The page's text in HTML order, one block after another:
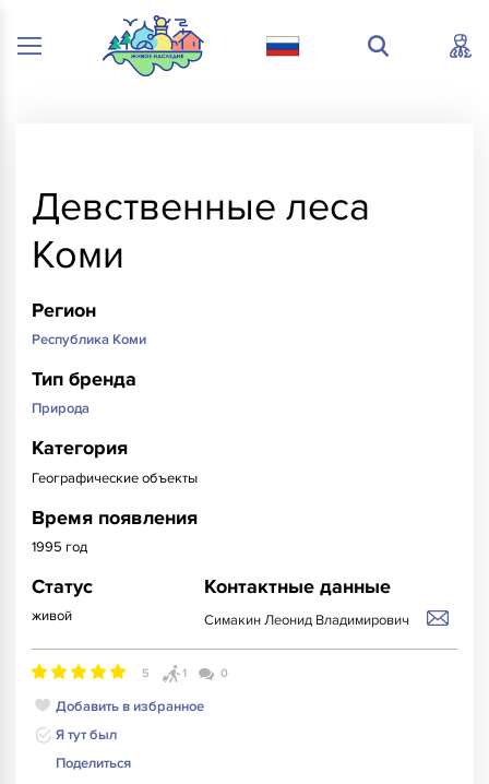
Девственные леса
Коми
Регион
Республика Коми
Тип бренда
Природа
Категория
Географические объекты
Время появления
1995 год
Статус
живой
Контактные данные
Симакин Леонид Владимирович
5 1 0
Добавить в избранное
Я тут был
Поделиться